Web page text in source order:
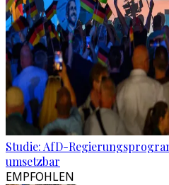
Studie: AfD-
umsetzbar
EMPFOHLEN